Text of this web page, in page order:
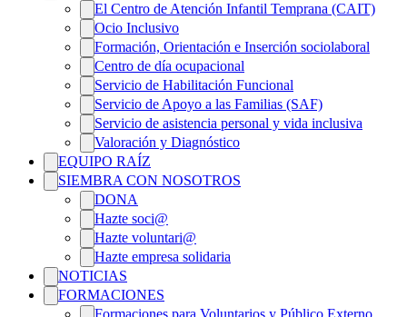
El Centro de Atención Infantil Temprana (CAIT)
Ocio Inclusivo
Formación, Orientación e Inserción sociolaboral
Centro de día ocupacional
Servicio de Habilitación Funcional
Servicio de Apoyo a las Familias (SAF)
Servicio de asistencia personal y vida inclusiva
Valoración y Diagnóstico
EQUIPO RAÍZ
SIEMBRA CON NOSOTROS
DONA
Hazte soci@
Hazte voluntari@
Hazte empresa solidaria
NOTICIAS
FORMACIONES